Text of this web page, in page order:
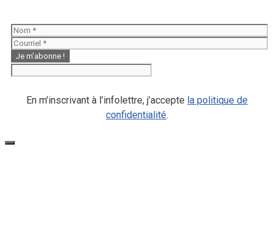
En m’inscrivant à l’infolettre, j’accepte la politique de
confidentialité.
Fermer